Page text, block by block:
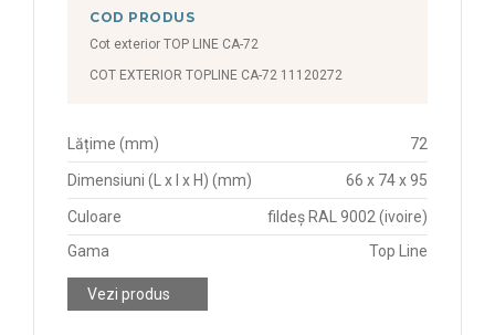
COD PRODUS
Cot exterior TOP LINE CA-72
COT EXTERIOR TOPLINE CA-72 11120272
Lățime (mm) 72
Dimensiuni (L x l x H) (mm) 66 x 74 x 95
Culoare
fildeș RAL 9002 (ivoire)
Gama
Top Line
Vezi produs